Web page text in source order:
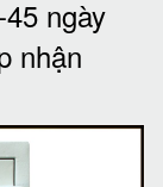
ngày
nhận